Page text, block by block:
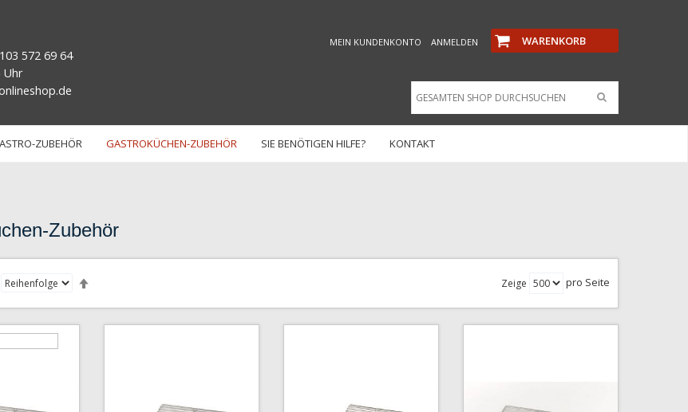
572 69 64
Uhr
WARENKORB
MEIN KUNDENKONTO ANMELDEN
ZUBEHÖR GASTROKÜCHEN-ZUBEHÖR SIE BENÖTIGEN HILFE? KONTAKT
Zubehör
Zeige pro Seite